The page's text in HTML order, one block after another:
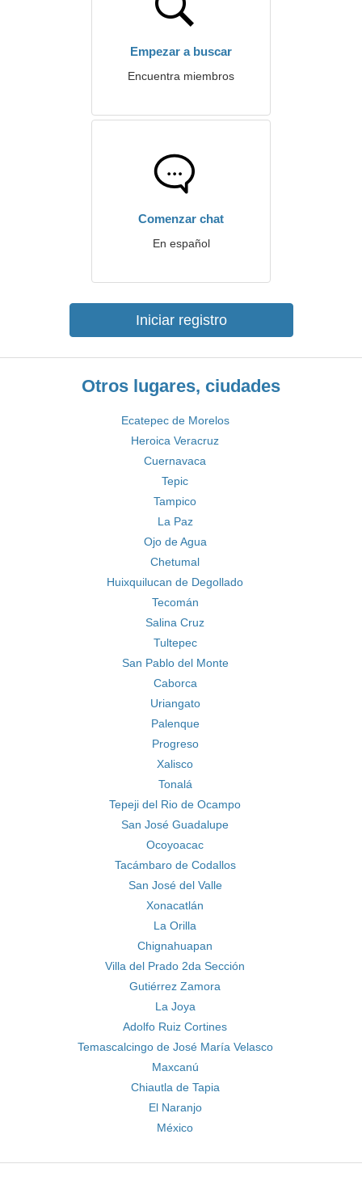
Empezar a buscar
Encuentra miembros
Comenzar chat
En español
Iniciar registro
Otros lugares, ciudades
Ecatepec de Morelos
Heroica Veracruz
Cuernavaca
Tepic
Tampico
La Paz
Ojo de Agua
Chetumal
Huixquilucan de Degollado
Tecomán
Salina Cruz
Tultepec
San Pablo del Monte
Caborca
Uriangato
Palenque
Progreso
Xalisco
Tonalá
Tepeji del Rio de Ocampo
San José Guadalupe
Ocoyoacac
Tacámbaro de Codallos
San José del Valle
Xonacatlán
La Orilla
Chignahuapan
Villa del Prado 2da Sección
Gutiérrez Zamora
La Joya
Adolfo Ruiz Cortines
Temascalcingo de José María Velasco
Maxcanú
Chiautla de Tapia
El Naranjo
México